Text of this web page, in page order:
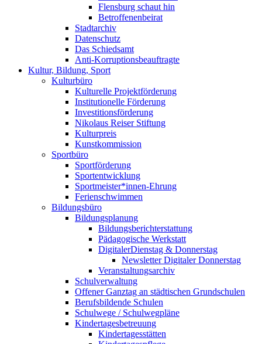
Flensburg schaut hin
Betroffenenbeirat
Stadtarchiv
Datenschutz
Das Schiedsamt
Anti-Korruptionsbeauftragte
Kultur, Bildung, Sport
Kulturbüro
Kulturelle Projektförderung
Institutionelle Förderung
Investitionsförderung
Nikolaus Reiser Stiftung
Kulturpreis
Kunstkommission
Sportbüro
Sportförderung
Sportentwicklung
Sportmeister*innen-Ehrung
Ferienschwimmen
Bildungsbüro
Bildungsplanung
Bildungsberichterstattung
Pädagogische Werkstatt
DigitalerDienstag & Donnerstag
Newsletter Digitaler Donnerstag
Veranstaltungsarchiv
Schulverwaltung
Offener Ganztag an städtischen Grundschulen
Berufsbildende Schulen
Schulwege / Schulwegpläne
Kindertagesbetreuung
Kindertagesstätten